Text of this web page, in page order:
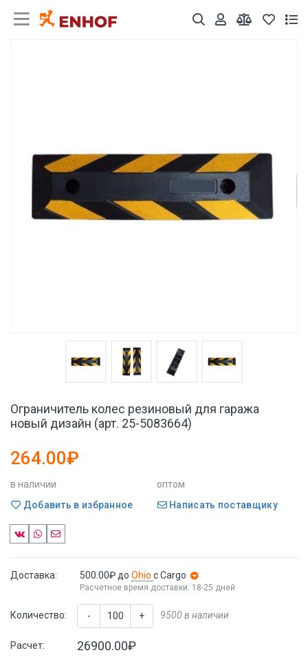
Ограничитель колес резиновый для гаража
новый дизайн (арт. 25-5083664)
264.00₽
в наличии
оптом
Добавить в избранное
Написать поставщику
Доставка: 500.00₽ до Ohio с Cargo
Расчетное время доставки: 18-25 дней
Количество: - + 9500 в наличии
Расчет: 26900.00₽